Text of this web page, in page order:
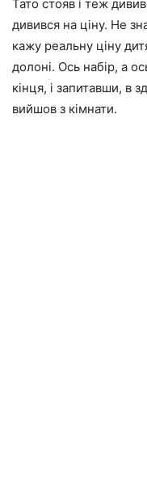
Тато стояв і теж
дивився на ціну. Не
кажу реальну ціну
долоні. Ось набір, а
кінця, і запитавши, в
вийшов з кімнати.